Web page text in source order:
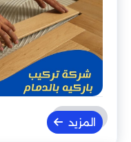
المزيد